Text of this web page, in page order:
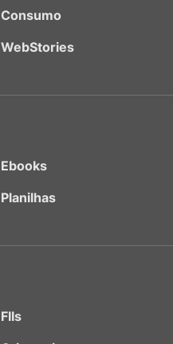
Consumo
WebStories
Ebooks
Planilhas
FIIs